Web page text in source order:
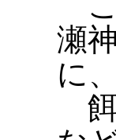
瀬
に
餌